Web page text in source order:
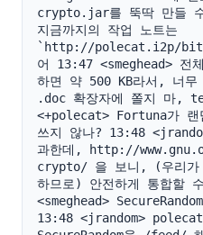
crypto.jar를 뚝딱 만들
지금까지의 작업 노트는
`http://polecat.i2p/
어 13:47 <smeghead>
하면 약 500 KB라서, 너
.doc 확장자에 쫄지 마,
<+polecat> Fortuna가 랜
쓰지 않나? 13:48
과한데, http://
crypto/ 을 보니, (우리가
하므로) 안전하게 통합할
<smeghead>
13:48 <jrandom>